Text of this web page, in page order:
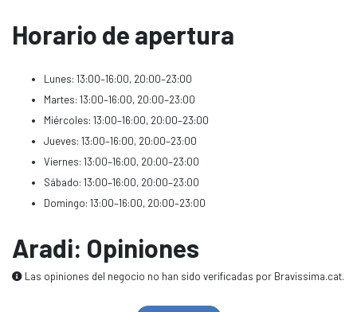
Horario de apertura
Lunes: 13:00–16:00, 20:00–23:00
Martes: 13:00–16:00, 20:00–23:00
Miércoles: 13:00–16:00, 20:00–23:00
Jueves: 13:00–16:00, 20:00–23:00
Viernes: 13:00–16:00, 20:00–23:00
Sábado: 13:00–16:00, 20:00–23:00
Domingo: 13:00–16:00, 20:00–23:00
Aradi: Opiniones
Las opiniones del negocio no han sido verificadas por Bravissima.cat.